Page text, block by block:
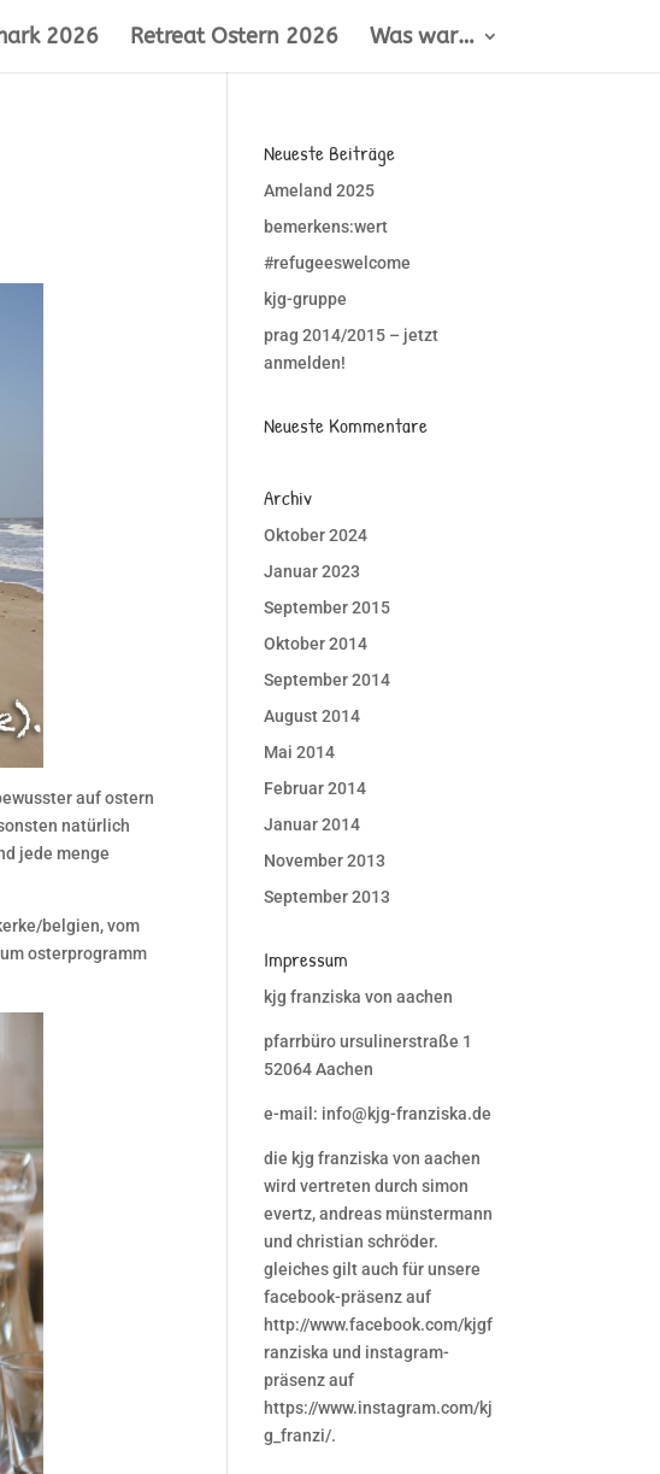
2026 Retreat Ostern 2026 Was war…
auf ostern
natürlich
jede menge
belgien, vom
osterprogramm
Neueste Beiträge
Ameland 2025
bemerkens:wert
#refugeeswelcome
kjg-gruppe
prag 2014/2015 – jetzt
anmelden!
Neueste Kommentare
Archiv
Oktober 2024
Januar 2023
September 2015
Oktober 2014
September 2014
August 2014
Mai 2014
Februar 2014
Januar 2014
November 2013
September 2013
Impressum
kjg franziska von aachen
pfarrbüro ursulinerstraße 1
52064 Aachen
e-mail: info@kjg-franziska.de
die kjg franziska von aachen
wird vertreten durch simon
evertz, andreas münstermann
und christian schröder.
gleiches gilt auch für unsere
facebook-präsenz auf
http://www.facebook.com/kjgf
ranziska und instagram-
präsenz auf
https://www.instagram.com/kj
g_franzi/.